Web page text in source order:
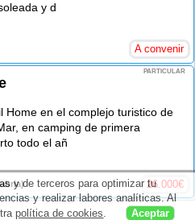
y d
A convenir
PARTICULAR
Home en el complejo turistico de
en camping de primera
todo el añ
26.000€
y de terceros para optimizar tu
y realizar labores analíticas. Al
política de cookies Aceptar